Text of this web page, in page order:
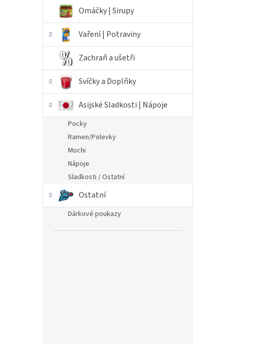
Omáčky | Sirupy
Vaření | Potraviny
Zachraň a ušetři
Svíčky a Doplňky
Asijské Sladkosti | Nápoje
Pocky
Ramen/Polevky
Mochi
Nápoje
Sladkosti / Ostatní
Ostatní
Dárkové poukazy